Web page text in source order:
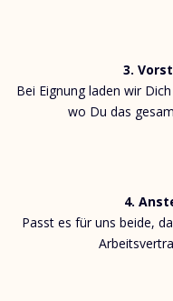
3.
Bei Eignung laden wir
wo Du das
4.
Passt es für uns beide,